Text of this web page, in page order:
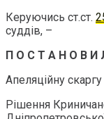
Керуючись ст.ст.
суддів, –
П О С Т А Н О В И
Апеляційну
Рішення